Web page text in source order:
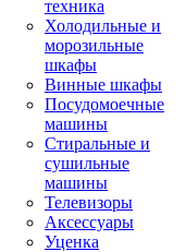
техника
Холодильные и
морозильные
шкафы
Винные шкафы
Посудомоечные
машины
Стиральные и
сушильные
машины
Телевизоры
Аксессуары
Уценка